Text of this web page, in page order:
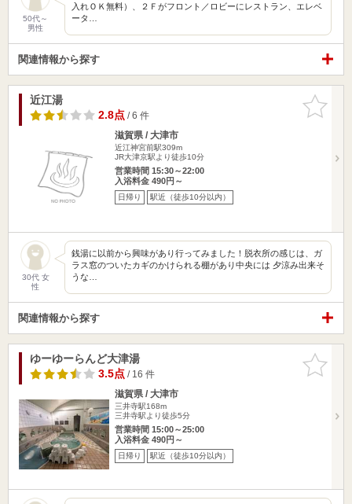
50代～
男性
入れＯＫ無料）、２Ｆがフロント／ロビーにレストラン、エレベ
ータ…
関連情報から探す
お気に入
りに追加
近江湯
2.8点/ 6 件
滋賀県 / 大津市
近江神宮前駅309m
JR大津京駅より徒歩10分
営業時間 15:30～22:00
入浴料金 490円～
日帰り 駅近（徒歩10分以内）
30代 女
性
銭湯に以前から興味があり行ってみました！脱衣所の感じは、ガ
ラス窓のついたカギのかけられる棚があり中央には 夕涼み出来そ
うな…
関連情報から探す
お気に入
りに追加
ゆーゆーらんど大津湯
3.5点/ 16 件
滋賀県 / 大津市
三井寺駅168m
三井寺駅より徒歩5分
営業時間 15:00～25:00
入浴料金 490円～
日帰り 駅近（徒歩10分以内）